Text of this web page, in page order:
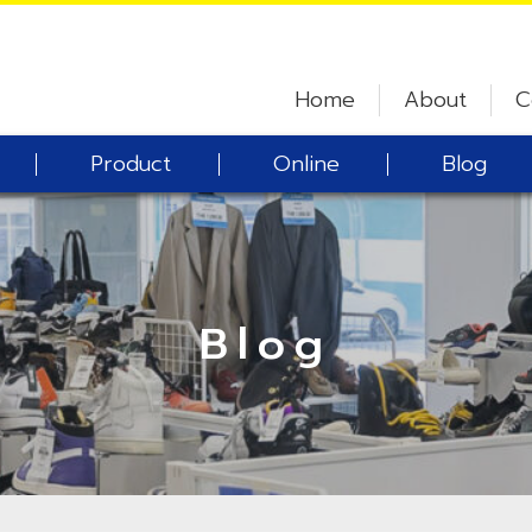
Home About
Product Online Blog
Blog